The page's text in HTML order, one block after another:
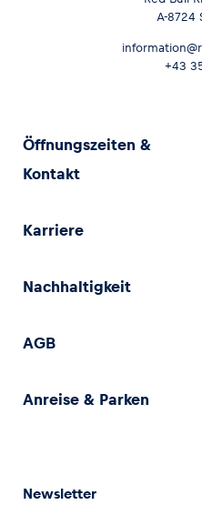
A-8724
+43
Öffnungszeiten &
Kontakt
Karriere
Nachhaltigkeit
AGB
Anreise & Parken
Newsletter